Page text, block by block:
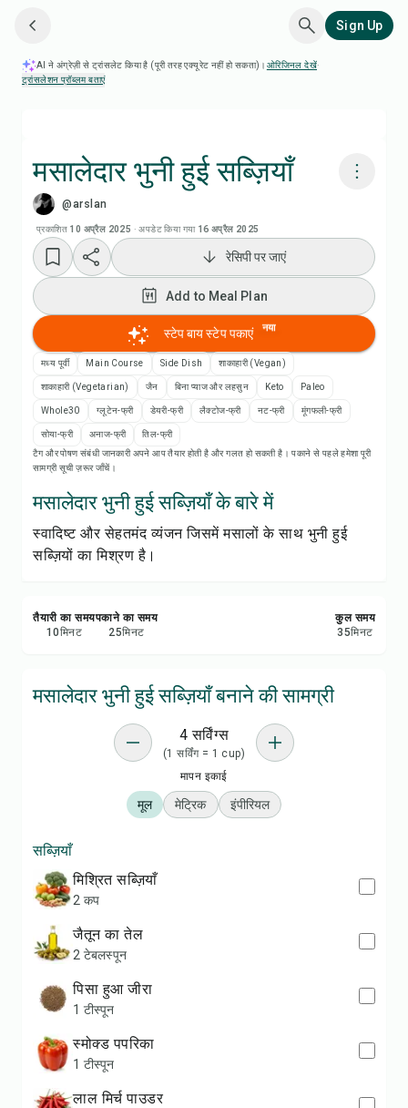
Sign Up
AI ने अंग्रेज़ी से ट्रांसलेट किया है (पूरी तरह एक्यूरेट नहीं हो सकता)। ओरिजिनल देखें·
ट्रांसलेशन प्रॉब्लम बताएं
मसालेदार भुनी हुई सब्ज़ियाँ
@arslan
प्रकाशित 10 अप्रैल 2025 ·अपडेट किया गया 16 अप्रैल 2025
Add to Meal Plan
Add to Shopping List
रेसिपी नोट्स
रेसिपी प्रिंट करें
सेव करें
शेयर करें
रेसिपी पर जाएं
Add to Meal Plan
स्टेप बाय स्टेप पकाएं नया
मध्य पूर्वी Main Course Side Dish शाकाहारी (Vegan)
शाकाहारी (Vegetarian) जैन बिना प्याज और लहसुन Keto Paleo
Whole30 ग्लूटेन-फ्री डेयरी-फ्री लैक्टोज-फ्री नट-फ्री मूंगफली-फ्री
सोया-फ्री अनाज-फ्री
तिल-फ्री
टैग और पोषण संबंधी जानकारी अपने आप तैयार होती है और गलत हो सकती है। पकाने से पहले हमेशा पूरी
सामग्री सूची ज़रूर जाँचें।
मसालेदार भुनी हुई सब्ज़ियाँ के बारे में
स्वादिष्ट और सेहतमंद व्यंजन जिसमें मसालों के साथ भुनी हुई
सब्ज़ियों का मिश्रण है।
तैयारी का समय
10मिनट
पकाने का समय
25मिनट
कुल समय
35मिनट
मसालेदार भुनी हुई सब्ज़ियाँ बनाने की सामग्री
4 सर्विंग्स
(1 सर्विंग = 1 cup)
मापन इकाई
मूल मेट्रिक इंपीरियल
सब्ज़ियाँ
मिश्रित सब्ज़ियाँ
2 कप
जैतून का तेल
2 टेबलस्पून
पिसा हुआ जीरा
1 टीस्पून
स्मोक्ड पपरिका
1 टीस्पून
लाल मिर्च पाउडर